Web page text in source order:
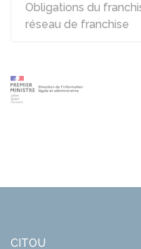
Obligations du
réseau de franchise
CITOU